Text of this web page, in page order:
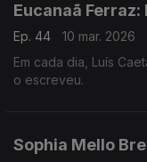
Eucanaã Ferraz:
Ep. 44
10 mar. 2026
Em cada dia, Luís
o escreveu.
Sophia Mello